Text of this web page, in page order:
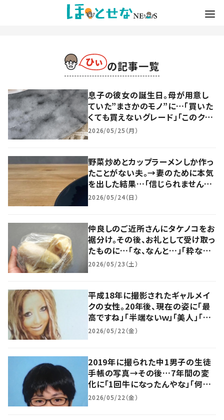
の記事一覧
息子の彼女の誕生日。母が用意し
ていた”まさかのモノ”に…「買いた
くても買えないグレード」「このクオ
リティは彼女ちゃんが離れない」
2026/05/25（月）
野菜炒めとカップラーメンしか作っ
たことがない夫。→妻のために本気
を出した結果…「信じられません」
「どうやったんですか？」
2026/05/24（日）
仲良しのご近所さんにタケノコをお
裾分け。その後、お礼として受け取っ
たものに…「な、なんと…」「粋な方」
「素敵」「なんか泣けてきた」
2026/05/23（土）
平成18年に撮影されたギャルメイ
クの女性。20年後、現在の姿に「最
高ですね」「半端ないｗ」「美人」「若
返ってる」
2026/05/22（金）
2019年に撮られた中1男子の生徒
手帳の写真→その後…7年間の変
化に「1回牛になったんやな」「何が
あったか教えてごらん」「途中経過
2026/05/22（金）